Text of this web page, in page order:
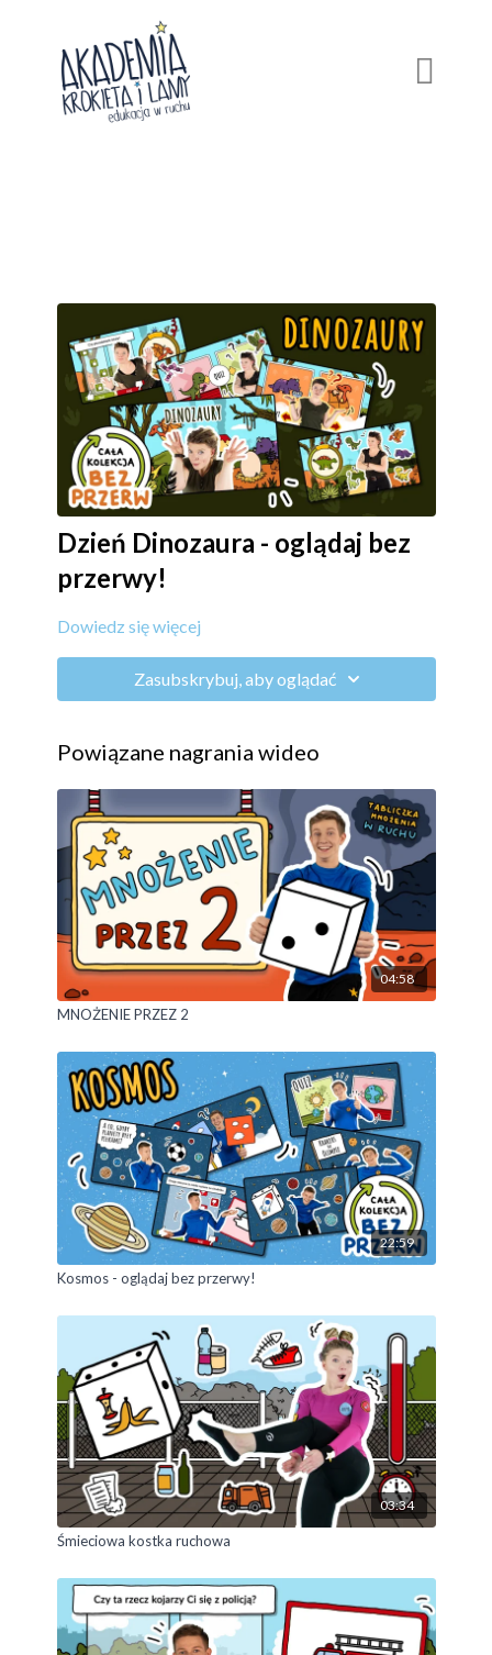
Dzień Dinozaura - oglądaj bez
przerwy!
Dowiedz się więcej
Zasubskrybuj, aby oglądać
Powiązane nagrania wideo
04:58
MNOŻENIE PRZEZ 2
22:59
Kosmos - oglądaj bez przerwy!
03:34
Śmieciowa kostka ruchowa